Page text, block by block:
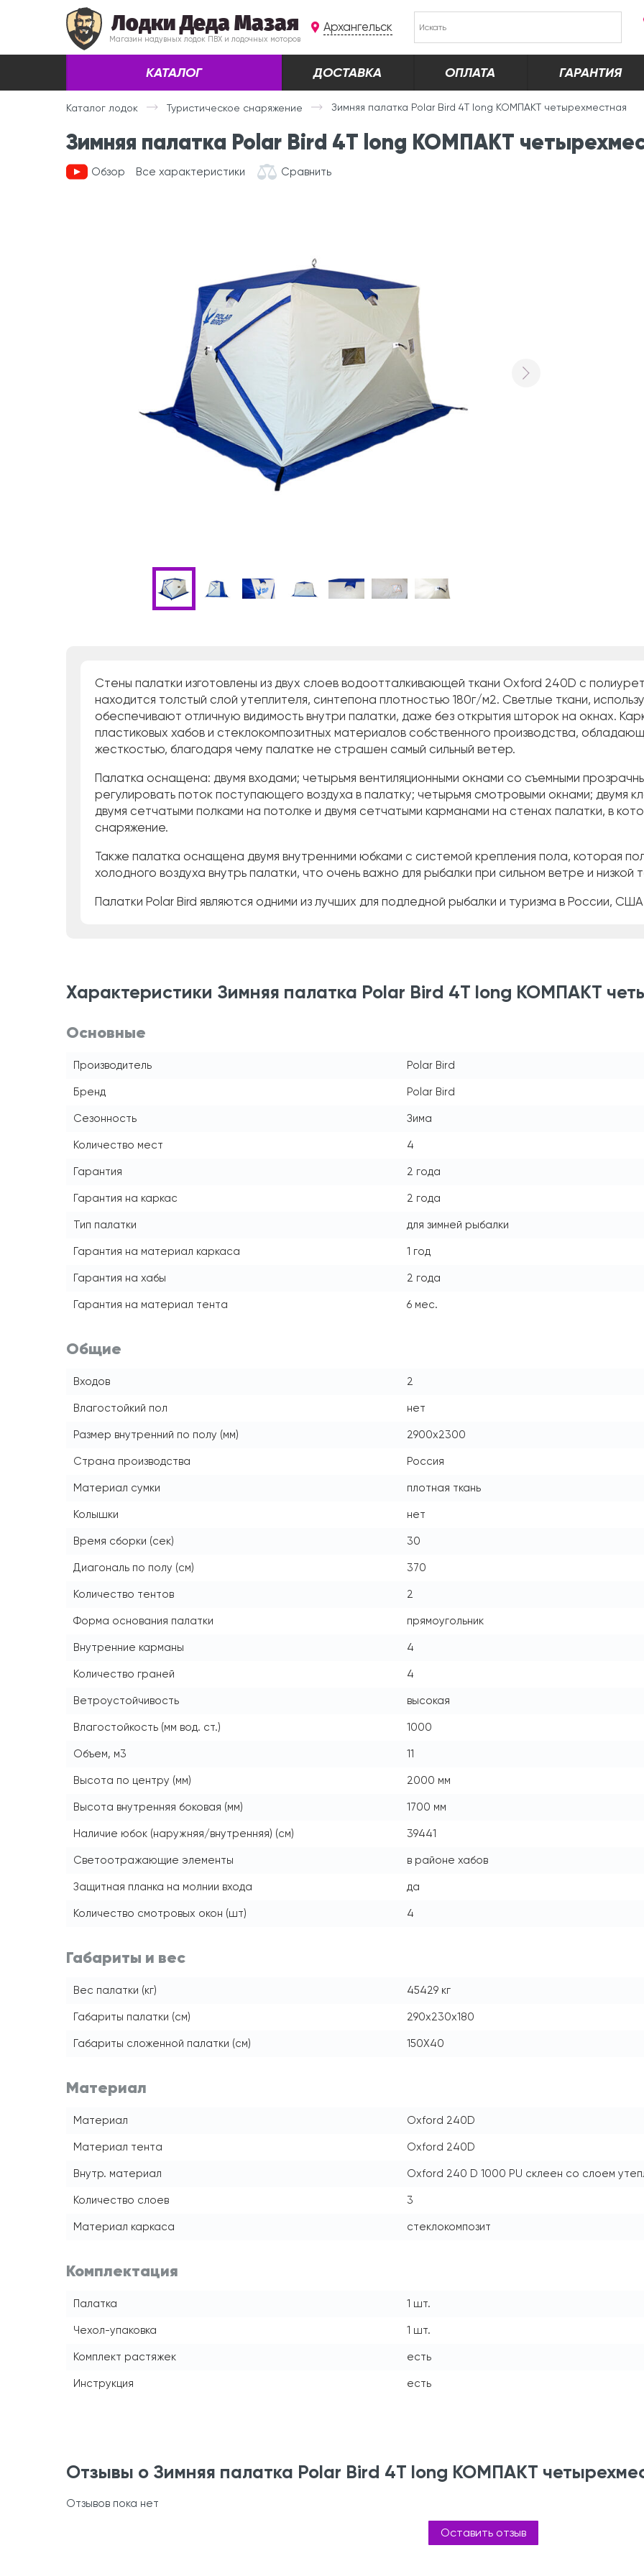
Лодки Деда Мазая
Магазин надувных лодок ПВХ и лодочных моторов
Архангельск
КАТАЛОГ ДОСТАВКА ОПЛАТА ГАРАНТИЯ
Каталог лодок Туристическое снаряжение Зимняя палатка Polar Bird 4Т long КОМПАКТ четырехместная
Зимняя палатка Polar Bird 4Т long КОМПАКТ
Обзор Все характеристики Сравнить
Стены палатки изготовлены из двух слоев водоотталкивающей ткани Oxford 240D с
находится толстый слой утеплителя, синтепона плотностью 180г/м2. Светлые ткани,
обеспечивают отличную видимость внутри палатки, даже без открытия шторок на окнах.
пластиковых хабов и стеклокомпозитных материалов собственного производства,
жесткостью, благодаря чему палатке не страшен самый сильный ветер.
Палатка оснащена: двумя входами; четырьмя вентиляционными окнами со съемными
регулировать поток поступающего воздуха в палатку; четырьмя смотровыми окнами; двумя
двумя сетчатыми полками на потолке и двумя сетчатыми карманами на стенах палатки, в
снаряжение.
Также палатка оснащена двумя внутренними юбками с системой крепления пола, которая
холодного воздуха внутрь палатки, что очень важно для рыбалки при сильном ветре и низкой
Палатки Polar Bird являются одними из лучших для подледной рыбалки и туризма в России,
Характеристики Зимняя палатка Polar Bird 4Т long КОМПАКТ
Основные
Производитель Polar Bird
Бренд Polar Bird
Сезонность Зима
Количество мест 4
Гарантия 2 года
Гарантия на каркас 2 года
Тип палатки для зимней рыбалки
Гарантия на материал каркаса 1 год
Гарантия на хабы 2 года
Гарантия на материал тента 6 мес.
Общие
Входов 2
Влагостойкий пол нет
Размер внутренний по полу (мм) 2900x2300
Страна производства Россия
Материал сумки плотная ткань
Колышки нет
Время сборки (сек) 30
Диагональ по полу (см) 370
Количество тентов 2
Форма основания палатки прямоугольник
Внутренние карманы 4
Количество граней 4
Ветроустойчивость высокая
Влагостойкость (мм вод. ст.) 1000
Объем, м3 11
Высота по центру (мм) 2000 мм
Высота внутренняя боковая (мм) 1700 мм
Наличие юбок (наружняя/внутренняя) (см) 39441
Светоотражающие элементы в районе хабов
Защитная планка на молнии входа да
Количество смотровых окон (шт) 4
Габариты и вес
Вес палатки (кг) 45429 кг
Габариты палатки (см) 290x230x180
Габариты сложенной палатки (см) 150Х40
Материал
Материал Oxford 240D
Материал тента Oxford 240D
Внутр. материал Oxford 240 D 1000 PU склеен со слоем
Количество слоев 3
Материал каркаса стеклокомпозит
Комплектация
Палатка 1 шт.
Чехол-упаковка 1 шт.
Комплект растяжек есть
Инструкция есть
Отзывы о Зимняя палатка Polar Bird 4Т long КОМПАКТ
Отзывов пока нет
Оставить отзыв